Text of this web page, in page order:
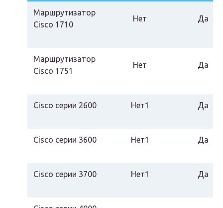
Маршрутизатор
Cisco 1710
Нет Да
Маршрутизатор
Cisco 1751
Нет Да
Cisco серии 2600 Нет1 Да
Cisco серии 3600 Нет1 Да
Cisco серии 3700 Нет1 Да